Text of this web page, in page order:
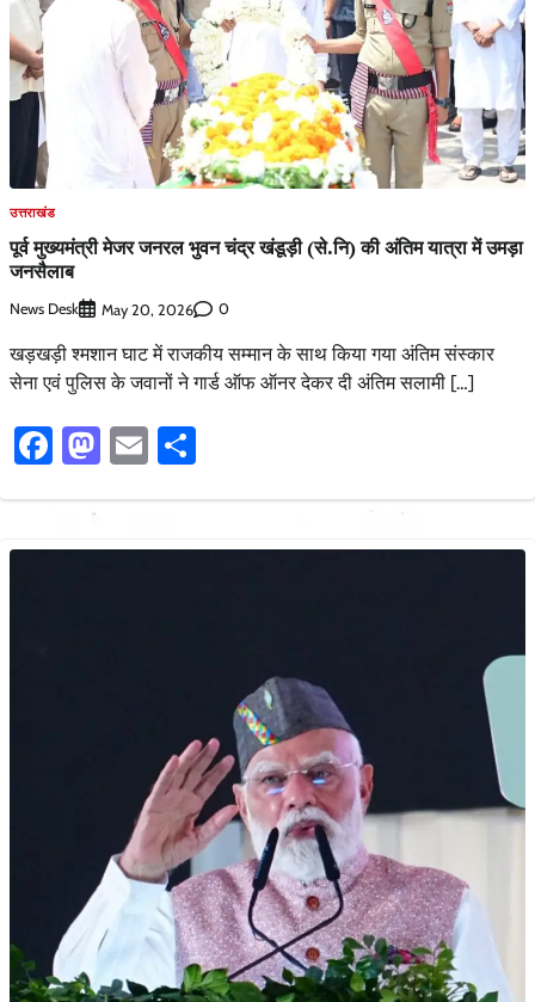
उत्तराखंड
पूर्व मुख्यमंत्री मेजर जनरल भुवन चंद्र खंडूड़ी (से.नि) की अंतिम यात्रा में उमड़ा
जनसैलाब
News Desk May 20, 2026 0
खड़खड़ी श्मशान घाट में राजकीय सम्मान के साथ किया गया अंतिम संस्कार
सेना एवं पुलिस के जवानों ने गार्ड ऑफ ऑनर देकर दी अंतिम सलामी […]
Facebook
Mastodon
Email